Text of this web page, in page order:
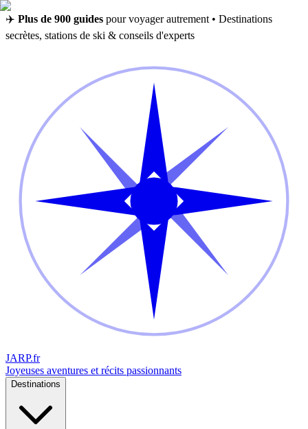
✈️ Plus de 900 guides pour voyager autrement • Destinations
secrètes, stations de ski & conseils d'experts
JARP.fr
Joyeuses aventures et récits passionnants
Destinations